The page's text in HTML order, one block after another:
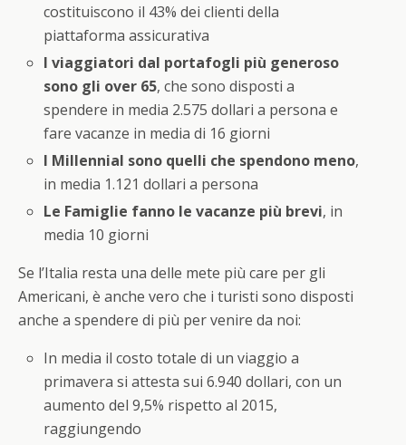
costituiscono il 43% dei clienti della
piattaforma assicurativa
I viaggiatori dal portafogli più generoso
sono gli over 65, che sono disposti a
spendere in media 2.575 dollari a persona e
fare vacanze in media di 16 giorni
I Millennial sono quelli che spendono meno,
in media 1.121 dollari a persona
Le Famiglie fanno le vacanze più brevi, in
media 10 giorni
Se l’Italia resta una delle mete più care per gli
Americani, è anche vero che i turisti sono disposti
anche a spendere di più per venire da noi:
In media il costo totale di un viaggio a
primavera si attesta sui 6.940 dollari, con un
aumento del 9,5% rispetto al 2015,
raggiungendo